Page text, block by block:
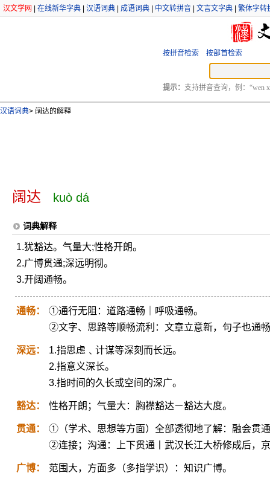
汉文学网 在线新华字典 汉语词典 成语词典 中文转拼音 文言文字典 繁体字转
按拼音检索 按部首检索
提示： 支持拼音查询，例：“wen
汉语词典> 阔达的解释
阔达 kuò dá
词典解释
1.犹豁达。气量大;性格开朗。
2.广博贯通;深远明彻。
3.开阔通畅。
通畅：
①通行无阻：道路通畅｜呼吸通畅。
②文字、思路等顺畅流利：文章立意新，句子也通
深远：
1.指思虑﹑计谋等深刻而长远。
2.指意义深长。
3.指时间的久长或空间的深广。
豁达： 性格开朗；气量大：胸襟豁达ㄧ豁达大度。
贯通：
①（学术、思想等方面）全部透彻地了解：融会贯
②连接；沟通：上下贯通丨武汉长江大桥修成后，
广博： 范围大，方面多（多指学识）：知识广博。